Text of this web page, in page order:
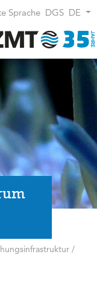
Sprache DGS DE
/